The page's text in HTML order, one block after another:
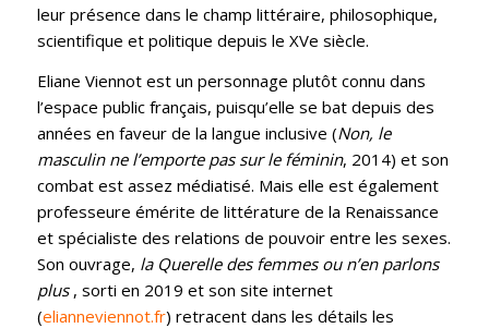
leur présence dans le champ littéraire, philosophique,
scientifique et politique depuis le XVe siècle.
Eliane Viennot est un personnage plutôt connu dans
l’espace public français, puisqu’elle se bat depuis des
années en faveur de la langue inclusive (Non, le
masculin ne l’emporte pas sur le féminin, 2014) et son
combat est assez médiatisé. Mais elle est également
professeure émérite de littérature de la Renaissance
et spécialiste des relations de pouvoir entre les sexes.
Son ouvrage, la Querelle des femmes ou n’en parlons
plus, sorti en 2019 et son site internet
(elianneviennot.fr) retracent dans les détails les